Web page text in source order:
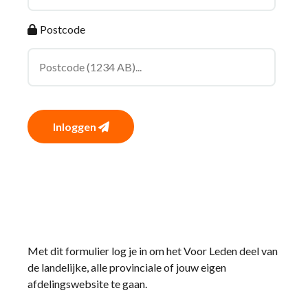
Postcode
Inloggen
Met dit formulier log je in om het Voor Leden deel van
de landelijke, alle provinciale of jouw eigen
afdelingswebsite te gaan.